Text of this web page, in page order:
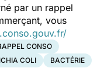
par un rappel
vous
CONSO
COLI BACTÉRIE